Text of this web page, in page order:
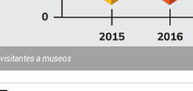
visitantes a museos